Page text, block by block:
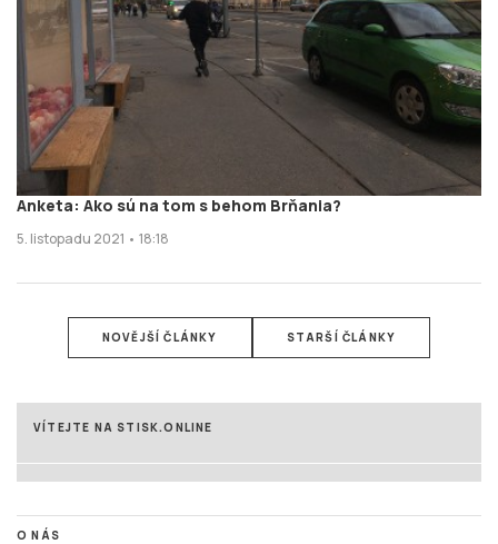
Anketa: Ako sú na tom s behom Brňania?
5. listopadu 2021 • 18:18
NOVĚJŠÍ ČLÁNKY STARŠÍ ČLÁNKY
VÍTEJTE NA STISK.ONLINE
O NÁS